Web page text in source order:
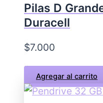
Pilas D
Duracell
$7.000
Agregar al carrito